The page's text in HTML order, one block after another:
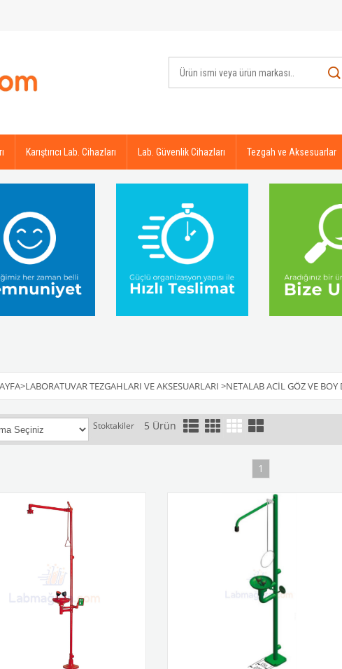
Karıştırıcı Lab. Cihazları Lab. Güvenlik Cihazları Tezgah ve Aksesuarlar
>LABORATUVAR TEZGAHLARI VE AKSESUARLARI >NETALAB ACIL GÖZ VE BOY
Stoktakiler 5 Ürün
1